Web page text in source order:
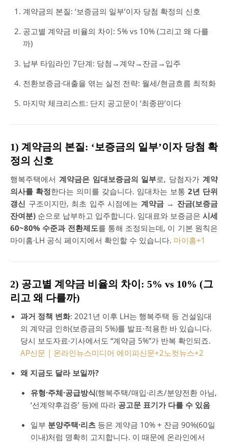
계약금의 본질: ‘보증금의 일부’이자 당첨 확정의 신호
공고별 계약금 비율의 차이: 5% vs 10% (그리고 왜 다를
까)
납부 타임라인 7단계: 당첨→계약→잔금→입주
전환보증금·대출을 엮는 실전 전략: 월세/현금흐름 최적화
마지막 체크리스트: 단지 공고문이 ‘최종판’이다
1) 계약금의 본질: ‘보증금의 일부’이자 당첨 확
정의 신호
행복주택에서 계약금은 임대보증금의 일부로, 당첨자가계약
의사를 확정한다는 의미를 갖습니다. 임대차는 보통 2년 단위
갱신 구조이지만, 최초 입주 시점에는 계약금 → 잔금(보증금
잔여분) 순으로 납부하고 입주합니다. 임대료와 보증금은 시세
60~80% 수준과 전환제도를 통해 조정되는데, 이 기본 원칙은
마이홈·LH 공식 페이지에서 확인할 수 있습니다. 마이홈+1
2) 공고별 계약금 비율의 차이: 5% vs 10% (그
리고 왜 다를까)
과거 정책 변화: 2021년 이후 LH는 행복주택 등 건설임대
의 계약금 인하(보증금의 5%)를 발표·적용한 바 있습니다.
당시 보도자료·기사에서도 “계약금 5%”가 반복 확인되죠.
AP신문 | 온라인뉴스미디어 에이피신문+2노컷뉴스+2
왜 지금도 달라 보일까?
유형·주체·공급방식(행복주택/매입·리츠/분양전환 아님,
‘선계약후검증’ 등)에 따라 공고문 표기가 다를 수 있음
일부 분양주택·리츠 등은 계약금 10% + 잔금 90%(60일
이내)처럼 명확히 고지합니다. 이 때문에 온라인에서